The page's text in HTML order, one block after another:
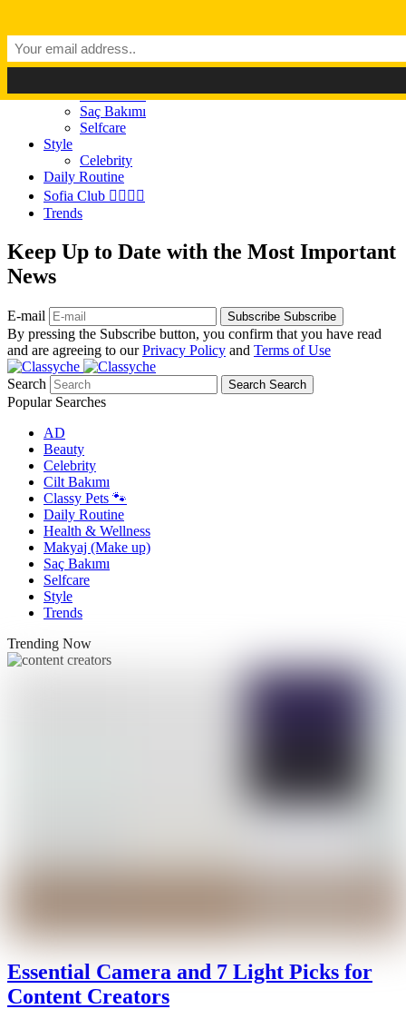
Classyché
Güzellik
Cilt Bakımı
Saç Bakımı
Selfcare
Style
Celebrity
Daily Routine
Sofia Club 👩‍❤️‍💋‍👨
Trends
Keep Up to Date with the Most Important
News
E-mail Subscribe Subscribe
By pressing the Subscribe button, you confirm that you have read
and are agreeing to ourPrivacy Policy and Terms of Use
Search Search Search
Popular Searches
AD
Beauty
Celebrity
Cilt Bakımı
Classy Pets 🐾
Daily Routine
Health & Wellness
Makyaj (Make up)
Saç Bakımı
Selfcare
Style
Trends
Trending Now
Essential Camera and 7 Light Picks for
Content Creators